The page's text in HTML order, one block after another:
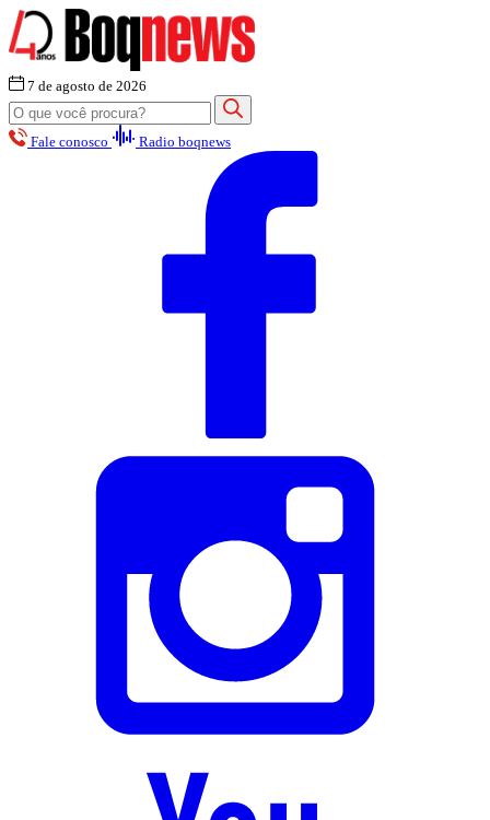
7 de agosto de 2026
Fale conosco Radio boqnews